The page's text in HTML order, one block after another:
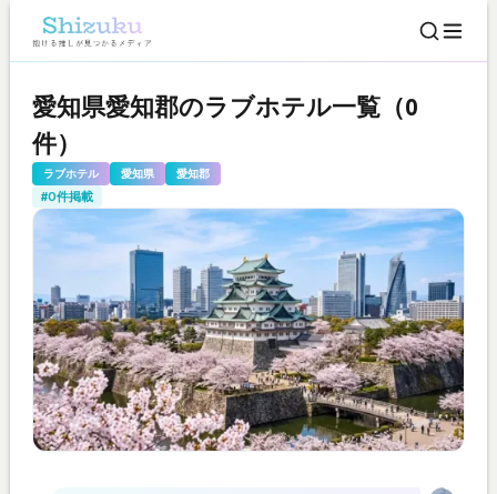
愛知県愛知郡のラブホテル一覧（0
件）
ラブホテル 愛知県 愛知郡
#0件掲載